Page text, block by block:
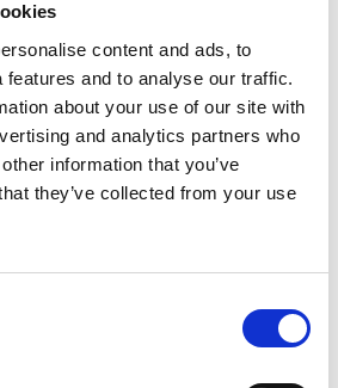
content and ads, to
features and to analyse our traffic.
about your use of our site with
and analytics partners who
information that you’ve
they’ve collected from your use
performance : suivi des KPIs
retards, litiges...) par entité,
commercial